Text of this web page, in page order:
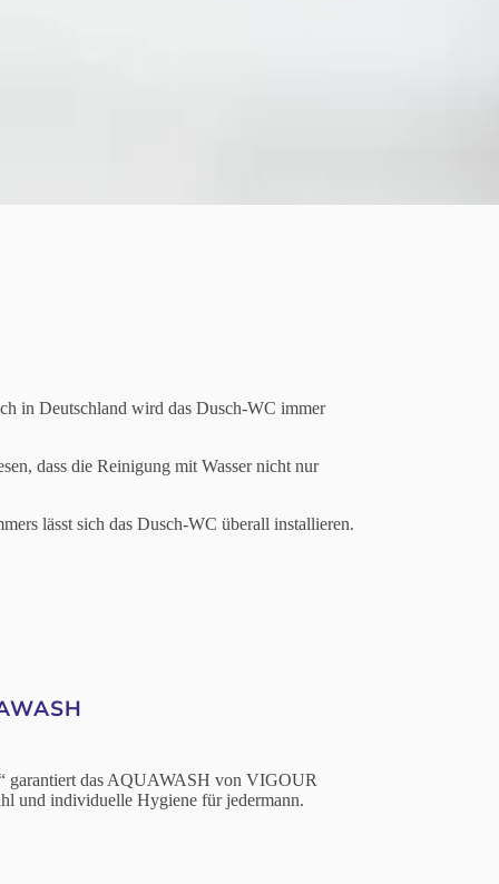
in Deutschland wird das Dusch-WC immer
dass die Reinigung mit Wasser nicht nur
lässt sich das Dusch-WC überall installieren.
garantiert das AQUAWASH von VIGOUR
und individuelle Hygiene für jedermann.